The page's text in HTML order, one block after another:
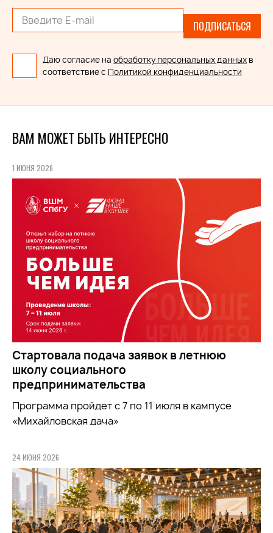
ПОДПИСАТЬСЯ
Даю согласие на обработку персональных данных в
соответствие с Политикой конфиденциальности
ВАМ МОЖЕТ БЫТЬ ИНТЕРЕСНО
1 ИЮНЯ 2026
Стартовала подача заявок в летнюю
школу социального
предпринимательства
Программа пройдет с 7 по 11 июля в кампусе
«Михайловская дача»
24 ИЮНЯ 2026